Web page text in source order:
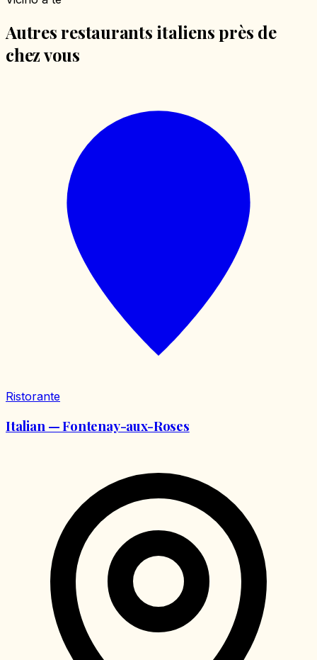
Autres restaurants italiens près de
chez vous
Ristorante
Italian — Fontenay-aux-Roses